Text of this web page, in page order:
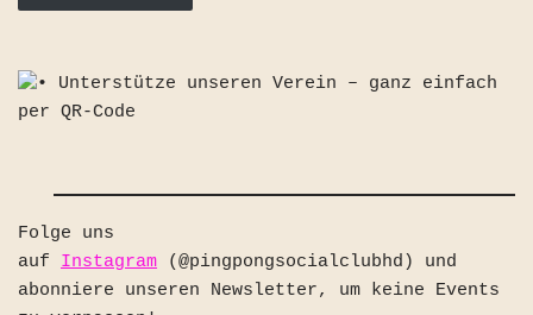
Folge uns
auf Instagram (@pingpongsocialclubhd) und
abonniere unseren Newsletter, um keine Events